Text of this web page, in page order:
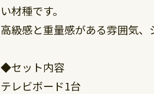
い材種です。
高級感と重量感がある雰囲気、
◆セット内容
テレビボード1台